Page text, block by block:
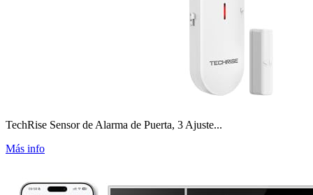
TechRise Sensor de Alarma de Puerta, 3 Ajuste...
Más info